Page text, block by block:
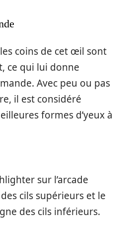
coins de cet œil sont
ce qui lui donne
Avec peu ou pas
il est considéré
formes d’yeux à
sur l’arcade
cils supérieurs et le
des cils inférieurs.